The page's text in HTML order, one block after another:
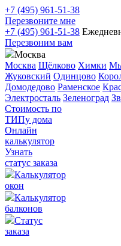
+7 (495) 961-51-38
Перезвоните мне
+7 (495) 961-51-38
Перезвоним вам
Москва
Москва Щёлково Химки
Жуковский Одинцово
Домодедово Раменское
Электросталь Зеленоград
Стоимость по
ТИПу дома
Онлайн
калькулятор
Узнать
статус заказа
Калькулятор
окон
Калькулятор
балконов
Статус
заказа